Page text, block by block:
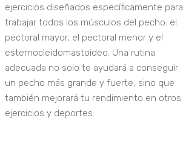
ejercicios diseñados específicamente para
trabajar todos los músculos del pecho: el
pectoral mayor, el pectoral menor y el
esternocleidomastoideo. Una rutina
adecuada no solo te ayudará a conseguir
un pecho más grande y fuerte, sino que
también mejorará tu rendimiento en otros
ejercicios y deportes.